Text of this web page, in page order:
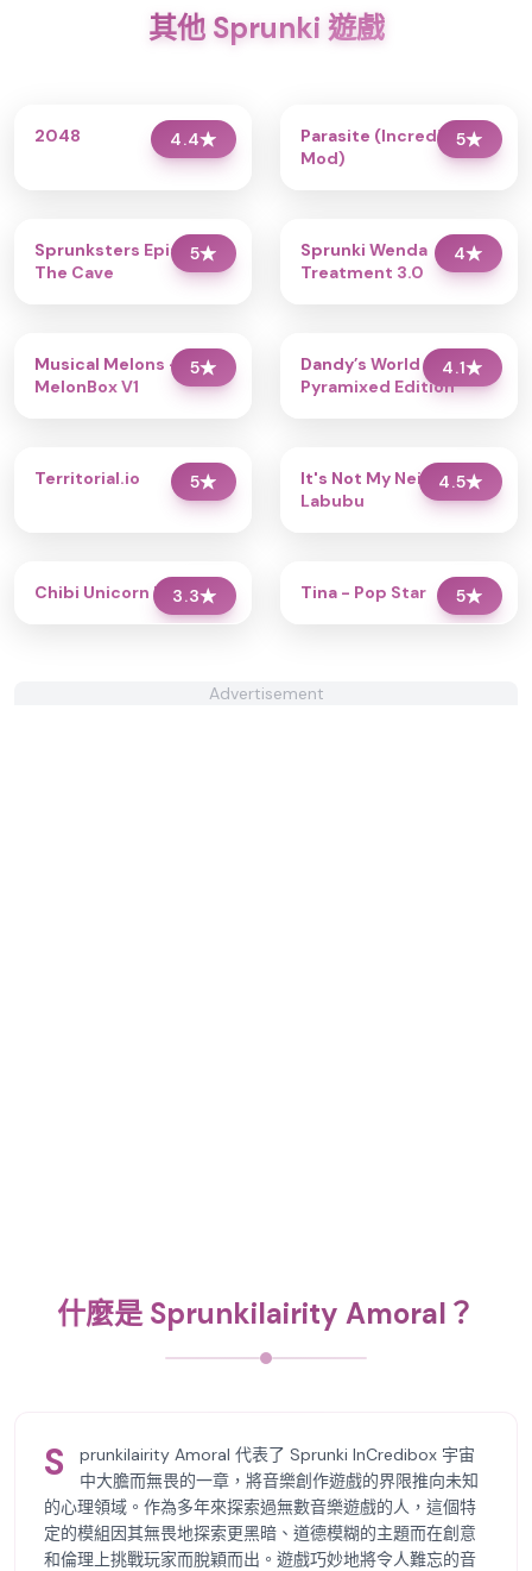
其他 Sprunki 遊戲
4.4★
2048 5★
Parasite (Incredibox
Mod)
5★
Sprunksters Episode 2:
The Cave
4★
Sprunki Wenda
Treatment 3.0
5★
Musical Melons –
MelonBox V1
4.1★
Dandy’s World
Pyramixed Edition
5★
Territorial.io 4.5★
It's Not My Neighbor:
Labubu
3.3★
Chibi Unicorn Dress Up 5★
Tina - Pop Star
Advertisement
什麼是 Sprunkilairity Amoral？
S
prunkilairity Amoral 代表了 Sprunki InCredibox 宇宙
中大膽而無畏的一章，將音樂創作遊戲的界限推向未知
的心理領域。作為多年來探索過無數音樂遊戲的人，這個特
定的模組因其無畏地探索更黑暗、道德模糊的主題而在創意
和倫理上挑戰玩家而脫穎而出。遊戲巧妙地將令人難忘的音